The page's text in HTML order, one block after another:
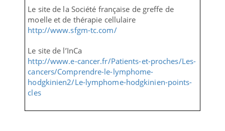
Le site de la Société française de greffe de
moelle et de thérapie cellulaire
http://www.sfgm-tc.com/
Le site de l’InCa
http://www.e-cancer.fr/Patients-et-proches/Les-
cancers/Comprendre-le-lymphome-
hodgkinien2/Le-lymphome-hodgkinien-points-
cles